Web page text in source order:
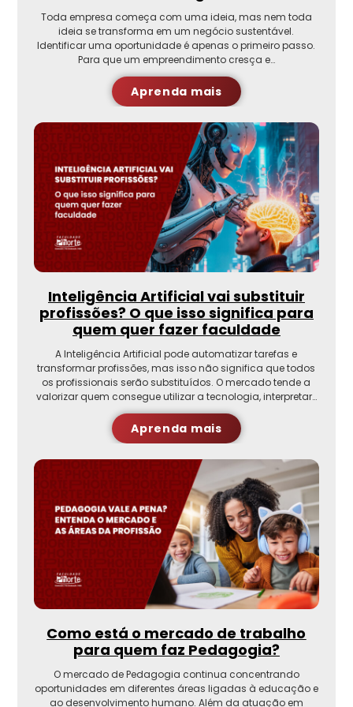
Toda empresa começa com uma ideia, mas nem toda
ideia se transforma em um negócio sustentável.
Identificar uma oportunidade é apenas o primeiro passo.
Para que um empreendimento cresça e…
Aprenda mais
Inteligência Artificial vai substituir
profissões? O que isso significa para
quem quer fazer faculdade
A Inteligência Artificial pode automatizar tarefas e
transformar profissões, mas isso não significa que todos
os profissionais serão substituídos. O mercado tende a
valorizar quem consegue utilizar a tecnologia, interpretar…
Aprenda mais
Como está o mercado de trabalho
para quem faz Pedagogia?
O mercado de Pedagogia continua concentrando
oportunidades em diferentes áreas ligadas à educação e
ao desenvolvimento humano. Além da atuação em